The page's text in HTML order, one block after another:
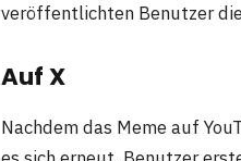
veröffentlichten Benutzer
Auf X
Nachdem das Meme auf